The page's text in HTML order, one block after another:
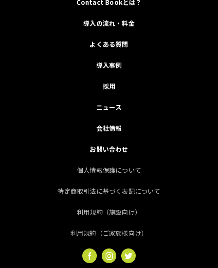
ルです。 DXは難しいことではなく、“現
今後も全国の福祉現場で、業務効率と信
株式
会社NEXT INNOVATION 代表取締役
と経費削減が目に見えて効果を体感する
DX化を試みてはいかがでしょうか？
Contact Bookとは？
導入の流れ・料金
よくある質問
導入事例
採用
ニュース
会社情報
お問い合わせ
個人情報保護について
特定商取引法に基づく表記について
利用規約（施設向け）
利用規約（ご家族様向け）